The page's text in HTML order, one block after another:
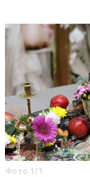
Фото 1/1